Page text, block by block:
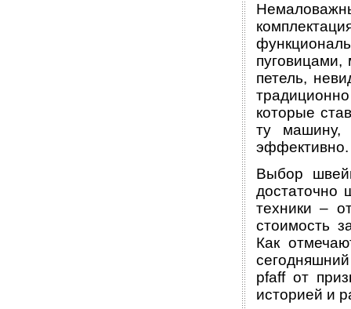
петель,
которые
ту машину,
эффективно.
Выбор
достаточно
техники –
стоимость
Как
pfaff от
историей и